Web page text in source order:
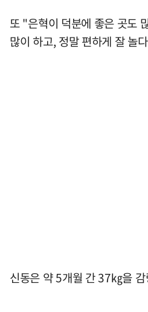
또 "은혁이 덕분에 좋은 곳도
많이 하고, 정말 편하게 잘 놀
신동은 약 5개월 간 37㎏을